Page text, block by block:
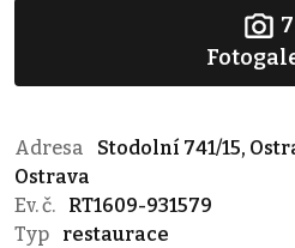
7
Adresa
Stodolní 741/15,
Ostrava
Ev. č.
RT1609-931579
Typ
restaurace